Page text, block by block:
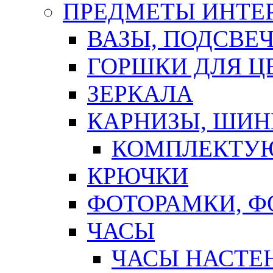
ПРЕДМЕТЫ
ВАЗЫ,
ГОРШКИ ДЛЯ
ЗЕРКАЛА
КАРНИЗЫ,
КРЮЧКИ
ФОТОРАМКИ,
ЧАСЫ
ЧАСЫ